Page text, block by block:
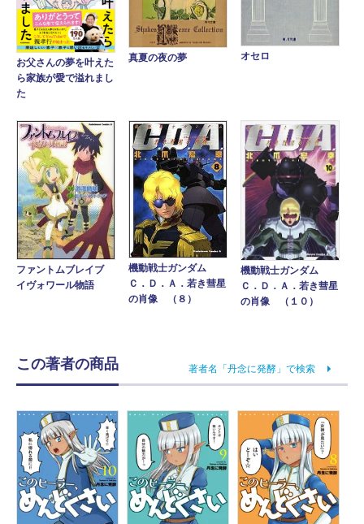
お父さんの夢を叶えた
ら家族が愛で溢れまし
た
真夏の夜の夢 オセロ
ファントムブレイブ
イヴォワール物語
機動戦士ガンダム
Ｃ．Ｄ．Ａ．若き彗星
の肖像 （８）
機動戦士ガンダム
Ｃ．Ｄ．Ａ．若き彗星
の肖像 （１０）
この著者の商品 著者名「丹念に発酵」で検索